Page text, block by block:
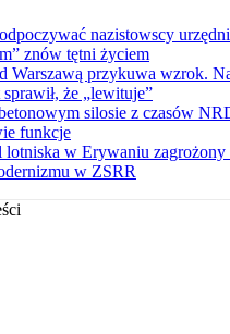
nazistowscy
znów tętni życiem
Warszawą przykuwa wzrok.
że „lewituje”
silosie z czasów
funkcje
lotniska w Erywaniu zagrożony
w ZSRR